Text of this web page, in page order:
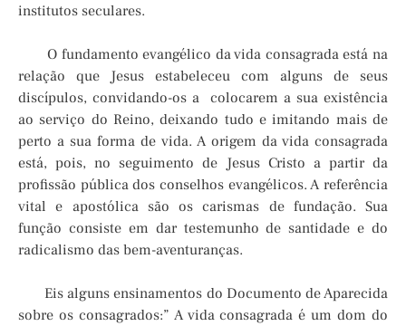
institutos seculares.
O fundamento evangélico da vida consagrada está na
relação que Jesus estabeleceu com alguns de seus
discípulos, convidando-os a colocarem a sua existência
ao serviço do Reino, deixando tudo e imitando mais de
perto a sua forma de vida. A origem da vida consagrada
está, pois, no seguimento de Jesus Cristo a partir da
profissão pública dos conselhos evangélicos. A referência
vital e apostólica são os carismas de fundação. Sua
função consiste em dar testemunho de santidade e do
radicalismo das bem-aventuranças.
Eis alguns ensinamentos do Documento de Aparecida
sobre os consagrados:” A vida consagrada é um dom do